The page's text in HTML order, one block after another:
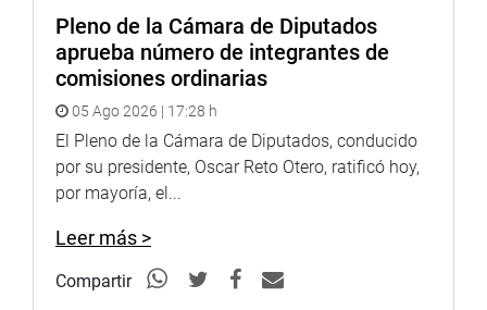
(APP); Mauricio Mulder (CPA); Richard Arce y Horacio
Zeballos (Nuevo Perú); y Víctor García Belaunde (AP).
(JON)
PRENSA-CONGRESO-31-7-18
Puede encontrar más información en nuestra página web
y redes sociales.
Heraldo:goo.gl/Ty5Tto
Portal: http://www.congreso.gob.pe/
Pleno de la Cámara de Diputados
aprueba número de integrantes de
comisiones ordinarias
05 Ago 2026 | 17:28 h
El Pleno de la Cámara de Diputados, conducido
por su presidente, Oscar Reto Otero, ratificó hoy,
por mayoría, el...
Leer más >
Compartir